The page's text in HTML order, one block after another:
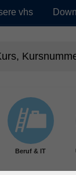
vhs
Beruf & IT